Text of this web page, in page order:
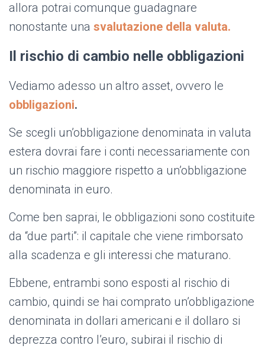
allora potrai comunque guadagnare
nonostante una svalutazione della valuta.
Il rischio di cambio nelle obbligazioni
Vediamo adesso un altro asset, ovvero le
obbligazioni.
Se scegli un’obbligazione denominata in valuta
estera dovrai fare i conti necessariamente con
un rischio maggiore rispetto a un’obbligazione
denominata in euro.
Come ben saprai, le obbligazioni sono costituite
da “due parti”: il capitale che viene rimborsato
alla scadenza e gli interessi che maturano.
Ebbene, entrambi sono esposti al rischio di
cambio, quindi se hai comprato un’obbligazione
denominata in dollari americani e il dollaro si
deprezza contro l’euro, subirai il rischio di